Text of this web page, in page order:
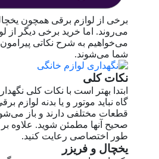
برخی از لوازم برقی همچون
می‌روند. اما خرید برخی دیگر
می‌خواهیم به شرح نکاتی
شما می‌شوند.
نکات کلی
ابتدا بهتر است با نکات کلی
گاه نباید موتور و یا بدنه
قطعات مختلفی دارند و باز
صحیح آنها مطمئن شوید. علاوه
طور اختصاصی رعایت کنید.
یخچال و فریزر